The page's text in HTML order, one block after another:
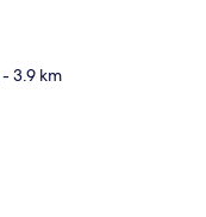
- 3.9 km